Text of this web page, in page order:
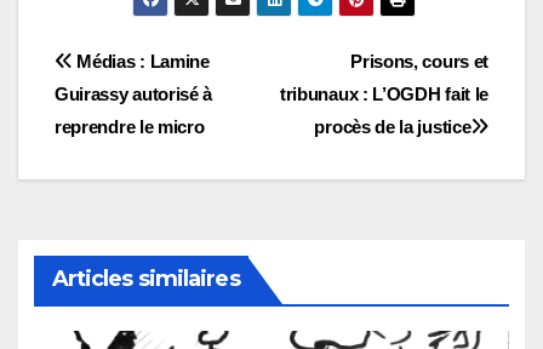
Navigation
de
l’article
Prisons, cours et
tribunaux : L’OGDH fait le
procès de la justice
Médias : Lamine
Guirassy autorisé à
reprendre le micro
Articles similaires